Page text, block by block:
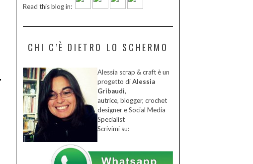
Read this blog in:
CHI C’È DIETRO LO SCHERMO
Alessia scrap & craft è un
progetto diAlessia
Gribaudi,
autrice, blogger, crochet
designer e Social Media
Specialist
Scrivimi su: